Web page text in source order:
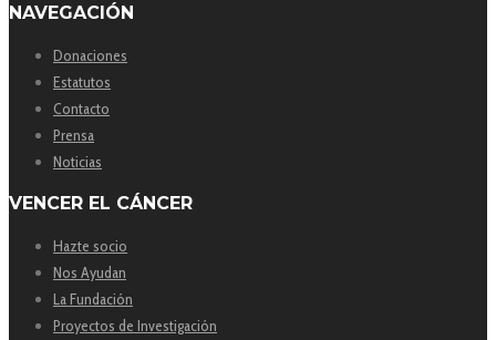
NAVEGACIÓN
Donaciones
Estatutos
Contacto
Prensa
Noticias
VENCER EL CÁNCER
Hazte socio
Nos Ayudan
La Fundación
Proyectos de Investigación